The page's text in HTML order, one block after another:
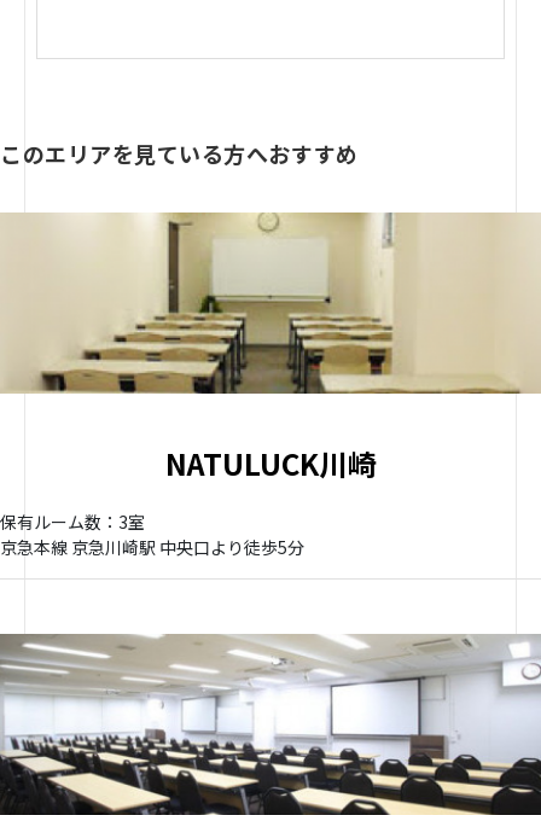
このエリアを見ている方へおすすめ
NATULUCK川崎
保有ルーム数：3室
京急本線 京急川崎駅 中央口より徒歩5分